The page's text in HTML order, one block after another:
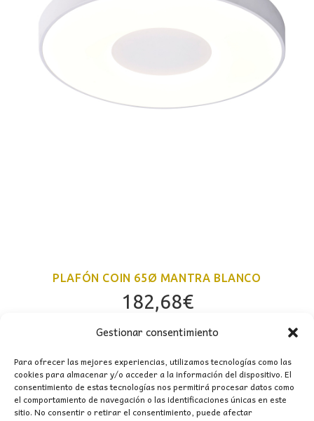
Gestionar consentimiento
Para ofrecer las mejores experiencias, utilizamos tecnologías como las
cookies para almacenar y/o acceder a la información del dispositivo. El
consentimiento de estas tecnologías nos permitirá procesar datos como
el comportamiento de navegación o las identificaciones únicas en este
sitio. No consentir o retirar el consentimiento, puede afectar
PLAFÓN COIN 65Ø MANTRA BLANCO
182,68€